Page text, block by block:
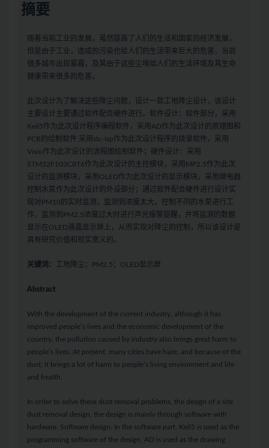
摘要
随着当前工业的发展，虽然提高了人们的生活和国家的经济发展，
但是由于工业，造成的污染也给人们的生活带来巨大的危害，当前
很多城市出现雾霾，及其由于这些尘埃给人们的生活环境及其生命
健康带来很多的危害。
此次设计为了解决这些降尘问题，设计一款工地降尘设计，该设计
主要设计主要通过软件配合硬件进行。软件设计：软件部分，采用
Keil5作为此次设计程序编程软件，采用AD作为此次设计的原理图和
PCB的绘制软件,采用stc-isp作为此次设计程序的烧录软件，采用
Visio作为此次设计的流程图绘制软件；硬件设计：采用
STM32F103C8T6作为此次设计的主控模块，采用MP2.5作为此次
设计的监测模块，采用OLED作为此次设计的显示模块，采用继电器
控制水泵作为此次设计的外设部分；通过软件配合硬件进行设计实
现对PM10的实时监测，监测到浓度太大，控制不同的水泵进行工
作，监测到PM2.5浓度过大时进行声光报警提醒，并将监测的数据
显示在OLED液晶显示屏上，从而实现对降尘的控制，所以该设计是
具有研究价值和现实意义的。
关键词： 工地降尘；PM2.5；OLED显示屏
Abstract
With the development of the current industry, although it has
improved people’s lives and the economic development of the
country, the pollution caused by industry also brings great harm to
people’s lives. At present, many cities have haze, and because of the
dust, it brings a lot of harm to people’s living environment and life
and health.
In order to solve these dust removal problems, the design of a site
dust removal design, the design is mainly through software with
hardware. Software design: In the software part, Keil5 is used as the
programming software of the design, AD is used as the drawing